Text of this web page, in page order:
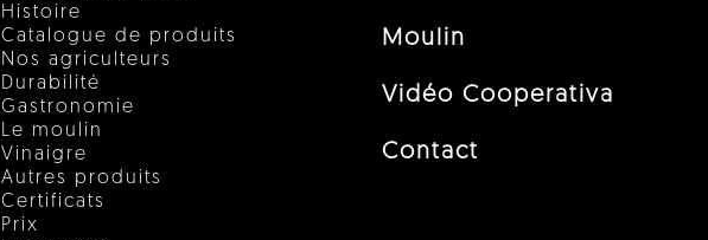
Histoire
Catalogue de produits
Nos agriculteurs
Durabilité
Gastronomie
Le moulin
Vinaigre
Autres produits
Certificats
Prix
Moulin
Vidéo Cooperativa
Contact